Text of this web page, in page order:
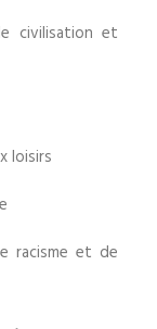
civilisation et
loisirs
racisme et de